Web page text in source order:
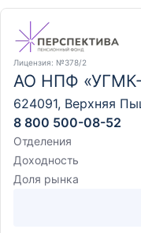
Лицензия: №378/2
АО НПФ «УГМК-
624091, Верхняя
8 800 500-08-52
Отделения
Доходность
Доля рынка